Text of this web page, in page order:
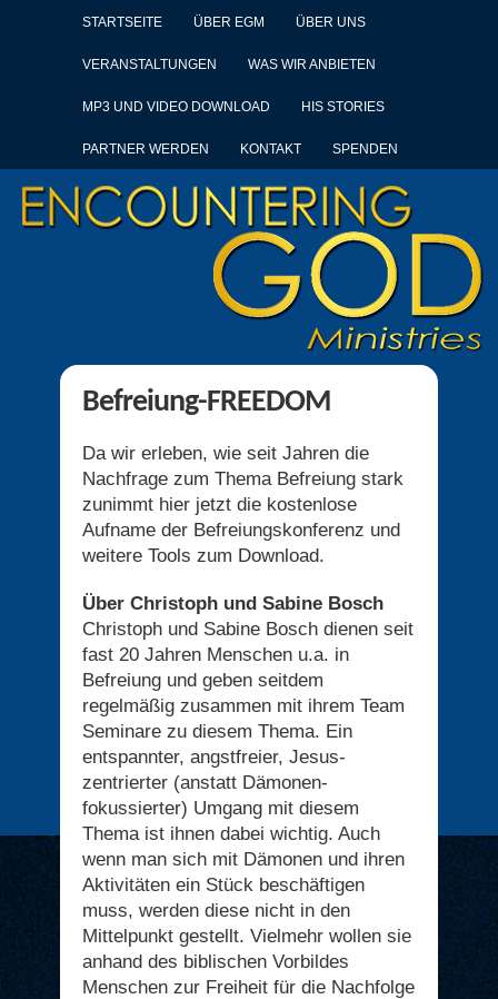
STARTSEITE ÜBER EGM ÜBER UNS
VERANSTALTUNGEN WAS WIR ANBIETEN
MP3 UND VIDEO DOWNLOAD HIS STORIES
PARTNER WERDEN KONTAKT SPENDEN
Befreiung-FREEDOM
Da wir erleben, wie seit Jahren die
Nachfrage zum Thema Befreiung stark
zunimmt hier jetzt die kostenlose
Aufname der Befreiungskonferenz und
weitere Tools zum Download.
Über Christoph und Sabine Bosch
Christoph und Sabine Bosch dienen seit
fast 20 Jahren Menschen u.a. in
Befreiung und geben seitdem
regelmäßig zusammen mit ihrem Team
Seminare zu diesem Thema. Ein
entspannter, angstfreier, Jesus-
zentrierter (anstatt Dämonen-
fokussierter) Umgang mit diesem
Thema ist ihnen dabei wichtig. Auch
wenn man sich mit Dämonen und ihren
Aktivitäten ein Stück beschäftigen
muss, werden diese nicht in den
Mittelpunkt gestellt. Vielmehr wollen sie
anhand des biblischen Vorbildes
Menschen zur Freiheit für die Nachfolge